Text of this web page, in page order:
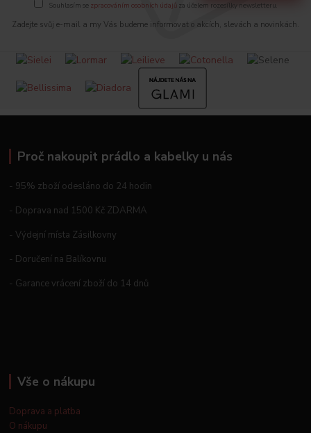
Souhlasím se zpracováním osobních údajů za účelem rozesílky newsletteru.
Zadejte svůj e-mail a my Vás budeme informovat o akcích, slevách a novinkách.
Proč nakoupit prádlo a kabelky u nás
- 95% zboží odesláno do 24 hodin
- Doprava nad 1500 Kč ZDARMA
- Výdejní místa Zásilkovny
- Doručení na Balíkovnu
- Garance vrácení zboží do 14 dnů
Vše o nákupu
Doprava a platba
O nákupu